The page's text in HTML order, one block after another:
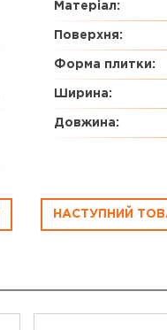
Матеріал:
Поверхня:
Форма плитки:
Ширина:
Довжина:
НАСТУПНИЙ